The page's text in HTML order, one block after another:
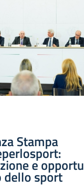
Stampa
e
dello sport